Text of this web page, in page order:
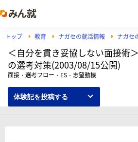
トップ 教育 ナガセの就活情報 ナガセ
＜自分を貫き妥協しない面接術
の選考対策(2003/08/15公開)
面接・選考フロー・ES・志望動機
体験記を投稿する